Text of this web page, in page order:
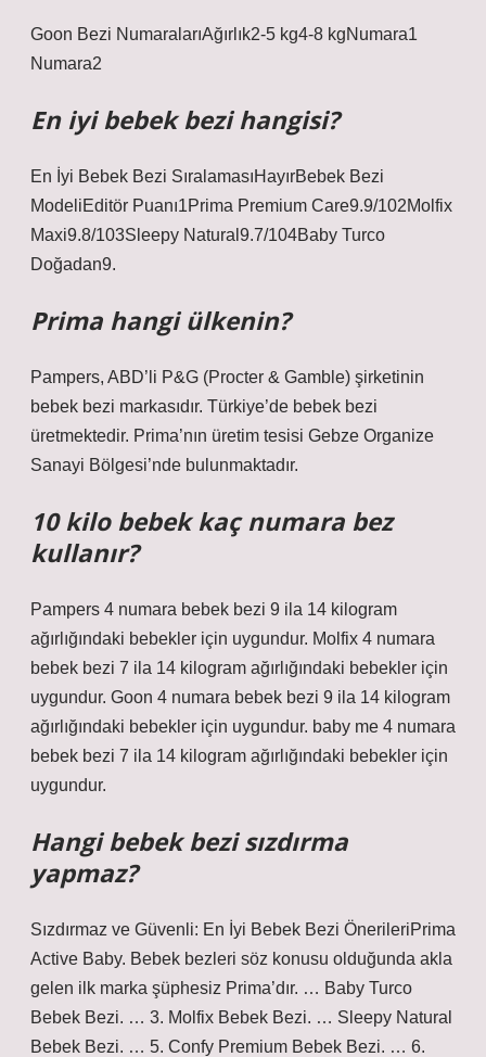
Goon Bezi NumaralarıAğırlık2-5 kg4-8 kgNumara1
Numara2
En iyi bebek bezi hangisi?
En İyi Bebek Bezi SıralamasıHayırBebek Bezi
ModeliEditör Puanı1Prima Premium Care9.9/102Molfix
Maxi9.8/103Sleepy Natural9.7/104Baby Turco
Doğadan9.
Prima hangi ülkenin?
Pampers, ABD’li P&G (Procter & Gamble) şirketinin
bebek bezi markasıdır. Türkiye’de bebek bezi
üretmektedir. Prima’nın üretim tesisi Gebze Organize
Sanayi Bölgesi’nde bulunmaktadır.
10 kilo bebek kaç numara bez
kullanır?
Pampers 4 numara bebek bezi 9 ila 14 kilogram
ağırlığındaki bebekler için uygundur. Molfix 4 numara
bebek bezi 7 ila 14 kilogram ağırlığındaki bebekler için
uygundur. Goon 4 numara bebek bezi 9 ila 14 kilogram
ağırlığındaki bebekler için uygundur. baby me 4 numara
bebek bezi 7 ila 14 kilogram ağırlığındaki bebekler için
uygundur.
Hangi bebek bezi sızdırma
yapmaz?
Sızdırmaz ve Güvenli: En İyi Bebek Bezi ÖnerileriPrima
Active Baby. Bebek bezleri söz konusu olduğunda akla
gelen ilk marka şüphesiz Prima’dır. … Baby Turco
Bebek Bezi. … 3. Molfix Bebek Bezi. … Sleepy Natural
Bebek Bezi. … 5. Confy Premium Bebek Bezi. … 6.